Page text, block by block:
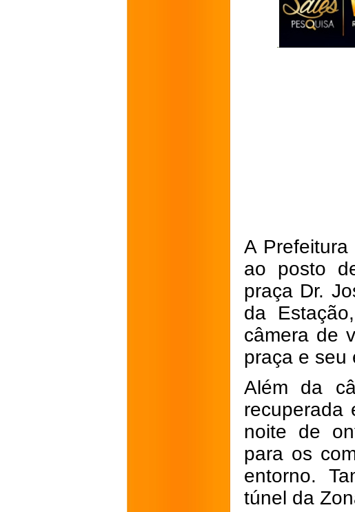
A
ao posto
praça Dr.
da
câmera de
praça e seu
Além da
recuperada
noite de
para os
entorno.
túnel da